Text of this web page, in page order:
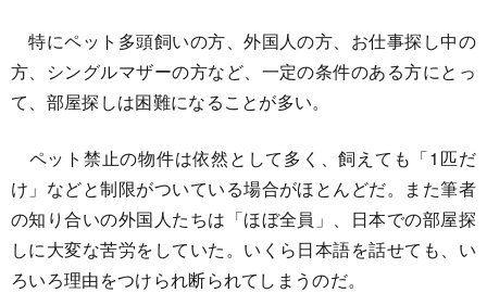
特にペット多頭飼いの方、外国人の方、お仕事探し中の
方、シングルマザーの方など、一定の条件のある方にとっ
て、部屋探しは困難になることが多い。
ペット禁止の物件は依然として多く、飼えても「1匹だ
け」などと制限がついている場合がほとんどだ。また筆者
の知り合いの外国人たちは「ほぼ全員」、日本での部屋探
しに大変な苦労をしていた。いくら日本語を話せても、い
ろいろ理由をつけられ断られてしまうのだ。